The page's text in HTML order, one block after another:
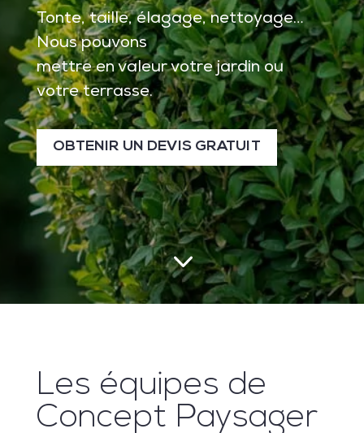
Tonte, taille, élagage, nettoyage…
Nous pouvons
mettre en valeur votre jardin ou
votre terrasse.
OBTENIR UN DEVIS GRATUIT
3
Les équipes de
Concept Paysager